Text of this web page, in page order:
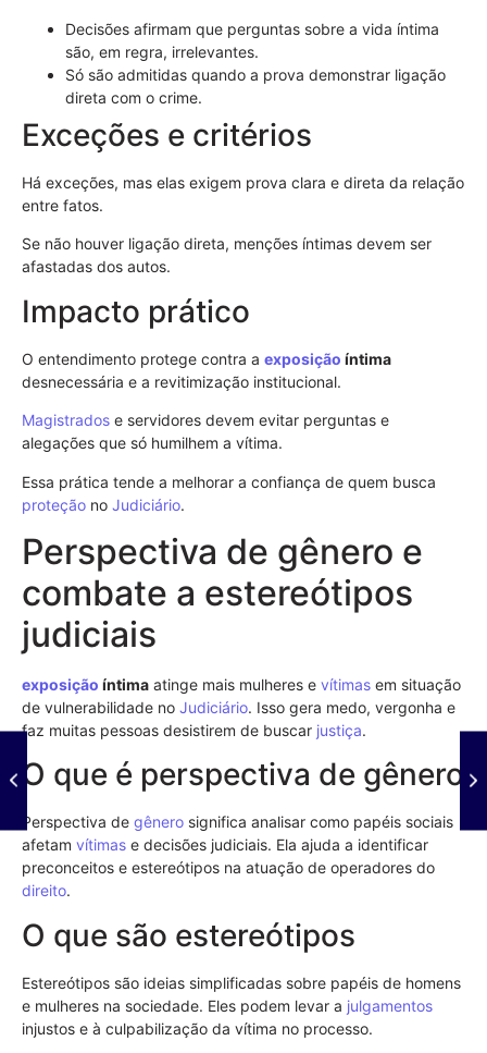
Decisões afirmam que perguntas sobre a vida íntima
são, em regra, irrelevantes.
Só são admitidas quando a prova demonstrar ligação
direta com o crime.
Exceções e critérios
Há exceções, mas elas exigem prova clara e direta da relação
entre fatos.
Se não houver ligação direta, menções íntimas devem ser
afastadas dos autos.
Impacto prático
O entendimento protege contra a exposição íntima
desnecessária e a revitimização institucional.
Magistrados e servidores devem evitar perguntas e
alegações que só humilhem a vítima.
Essa prática tende a melhorar a confiança de quem busca
proteção no Judiciário.
Perspectiva de gênero e
combate a estereótipos
judiciais
exposição íntima atinge mais mulheres e vítimas em situação
de vulnerabilidade no Judiciário. Isso gera medo, vergonha e
faz muitas pessoas desistirem de buscar justiça.
O que é perspectiva de gênero
Perspectiva de gênero significa analisar como papéis sociais
afetam vítimas e decisões judiciais. Ela ajuda a identificar
preconceitos e estereótipos na atuação de operadores do
direito.
O que são estereótipos
Estereótipos são ideias simplificadas sobre papéis de homens
e mulheres na sociedade. Eles podem levar a julgamentos
injustos e à culpabilização da vítima no processo.